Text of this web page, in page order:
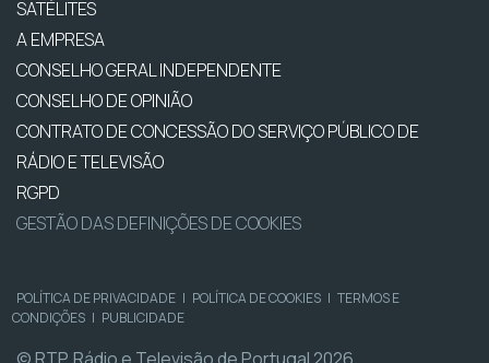
SATÉLITES
A EMPRESA
CONSELHO GERAL INDEPENDENTE
CONSELHO DE OPINIÃO
CONTRATO DE CONCESSÃO DO SERVIÇO PÚBLICO DE
RÁDIO E TELEVISÃO
RGPD
GESTÃO DAS DEFINIÇÕES DE COOKIES
POLÍTICA DE PRIVACIDADE | POLÍTICA DE COOKIES | TERMOS E
CONDIÇÕES | PUBLICIDADE